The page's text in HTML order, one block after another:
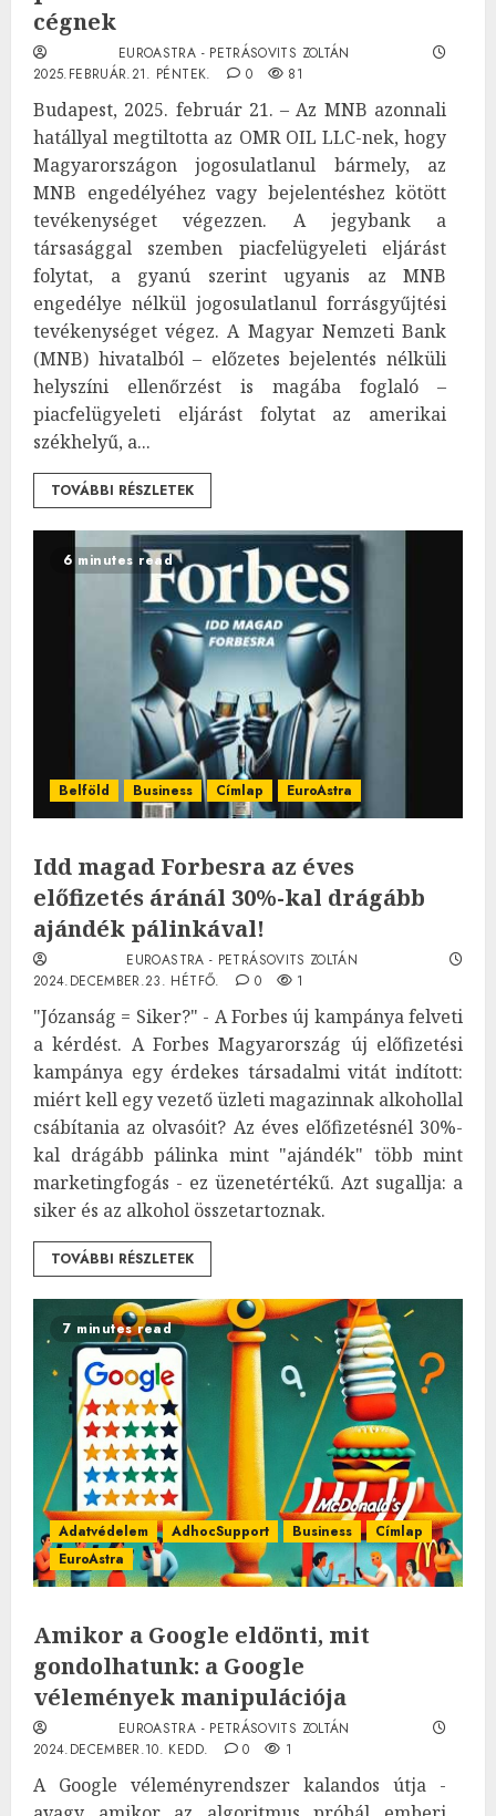
cégnek
EUROASTRA - PETRÁSOVITS ZOLTÁN
2025.FEBRUÁR.21. PÉNTEK.
0 81
Budapest, 2025. február 21. – Az MNB azonnali
hatállyal megtiltotta az OMR OIL LLC-nek, hogy
Magyarországon jogosulatlanul bármely, az
MNB engedélyéhez vagy bejelentéshez kötött
tevékenységet végezzen. A jegybank a
társasággal szemben piacfelügyeleti eljárást
folytat, a gyanú szerint ugyanis az MNB
engedélye nélkül jogosulatlanul forrásgyűjtési
tevékenységet végez. A Magyar Nemzeti Bank
(MNB) hivatalból – előzetes bejelentés nélküli
helyszíni ellenőrzést is magába foglaló –
piacfelügyeleti eljárást folytat az amerikai
székhelyű, a...
TOVÁBBI RÉSZLETEK
6 minutes read
Belföld Business Címlap EuroAstra
Idd magad Forbesra az éves
előfizetés áránál 30%-kal drágább
ajándék pálinkával!
EUROASTRA - PETRÁSOVITS ZOLTÁN
2024.DECEMBER.23. HÉTFŐ.
0 1
"Józanság = Siker?" - A Forbes új kampánya felveti
a kérdést. A Forbes Magyarország új előfizetési
kampánya egy érdekes társadalmi vitát indított:
miért kell egy vezető üzleti magazinnak alkohollal
csábítania az olvasóit? Az éves előfizetésnél 30%-
kal drágább pálinka mint "ajándék" több mint
marketingfogás - ez üzenetértékű. Azt sugallja: a
siker és az alkohol összetartoznak.
TOVÁBBI RÉSZLETEK
7 minutes read
Adatvédelem AdhocSupport Business
Címlap
EuroAstra
Amikor a Google eldönti, mit
gondolhatunk: a Google
vélemények manipulációja
EUROASTRA - PETRÁSOVITS ZOLTÁN
2024.DECEMBER.10. KEDD.
0 1
A Google véleményrendszer kalandos útja -